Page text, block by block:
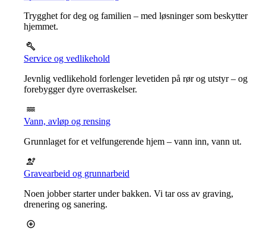
Trygghet for deg og familien – med løsninger som beskytter
hjemmet.
Service og vedlikehold
Jevnlig vedlikehold forlenger levetiden på rør og utstyr – og
forebygger dyre overraskelser.
Vann, avløp og rensing
Grunnlaget for et velfungerende hjem – vann inn, vann ut.
Gravearbeid og grunnarbeid
Noen jobber starter under bakken. Vi tar oss av graving,
drenering og sanering.